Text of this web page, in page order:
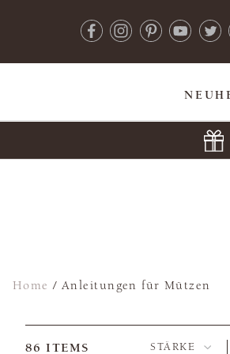
Home /Anleitungen für Mützen
86 ITEMS STÄRKE